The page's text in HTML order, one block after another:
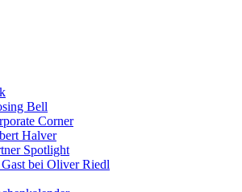
Bell
Corner
Halver
Spotlight
bei Oliver Riedl